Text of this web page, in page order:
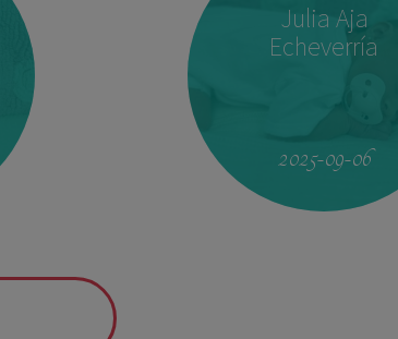
Julia Aja
Echeverría
2025-09-06